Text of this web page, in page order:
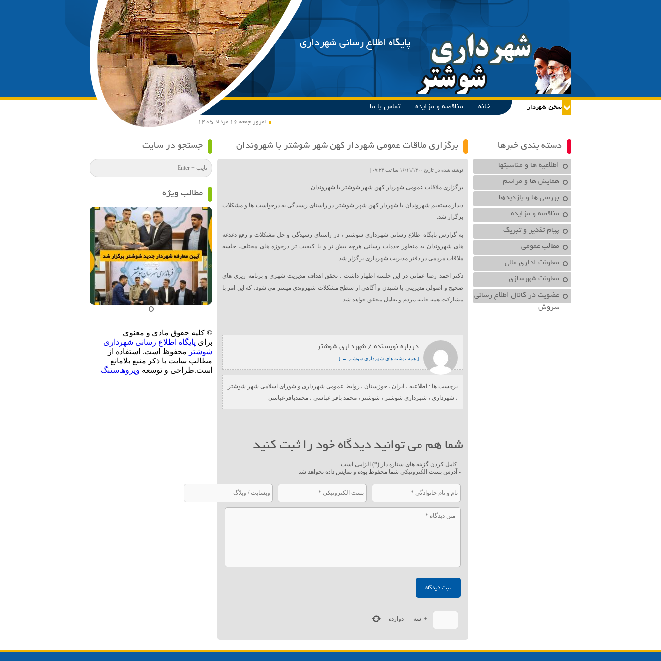
پایگاه اطلاع رسانی شهرداری
امروز جمعه ۱۶ مرداد ۱۴۰۵
خانه مناقصه و مزایده تماس با ما
دسته بندی خبرها
اطلاعیه ها و مناسبتها
همایش ها و مراسم
بررسی ها و بازدیدها
مناقصه و مزایده
پیام تقدیر و تبریک
مطالب عمومی
معاونت اداري مالي
معاونت شهرسازي
عضویت در کانال اطلاع رسانی
سروش
برگزاری ملاقات عمومی شهردار کهن شهر شوشتر با شهروندان
نوشته شده در تاریخ ۱۶/۱۱/۱۴۰۰ ساعت ۰۷:۲۳ |
برگزاری ملاقات عمومی شهردار کهن شهر شوشتر با شهروندان
دیدار مستقیم شهروندان با شهردار کهن شهر شوشتر در راستای رسیدگی به درخواست ها و مشکلات
برگزار شد.
به گزارش پایگاه اطلاع رسانی شهرداری شوشتر ، در راستای رسیدگی و حل مشکلات و رفع دغدغه
های شهروندان به منظور خدمات رسانی هرچه بیش تر و با کیفیت تر درحوزه های مختلف، جلسه
ملاقات مردمی در دفتر مدیریت شهرداری برگزار شد .
دکتر احمد رضا عمانی در این جلسه اظهار داشت : تحقق اهداف مدیریت شهری و برنامه ریزی های
صحیح و اصولی مدیریتی با شنیدن و آگاهی از سطح مشکلات شهروندی میسر می شود، که این امر با
مشارکت همه جانبه مردم و تعامل محقق خواهد شد .
درباره نویسنده / شهرداری شوشتر
[ همه نوشته های شهرداری شوشتر → ]
برچسب ها : اطلاعیه ، ایران ، خوزستان ، روابط عمومی شهرداری و شورای اسلامی شهر شوشتر
، شهرداری ، شهرداری شوشتر ، شوشتر ، محمد باقر عباسی ، محمدباقرعباسی
شما هم می توانید دیدگاه خود را ثبت کنید
- کامل کردن گزینه های ستاره دار (*) الزامی است
- آدرس پست الکترونیکی شما محفوظ بوده و نمایش داده نخواهد شد
+ سه = دوازده
جستجو در سایت
مطالب ویژه
© کلیه حقوق مادی و معنوی
برای پایگاه اطلاع رسانی شهرداری
شوشتر محفوظ است. استفاده از
مطالب سایت با ذکر منبع بلامانع
است.طراحی و توسعه ویروهاستنگ